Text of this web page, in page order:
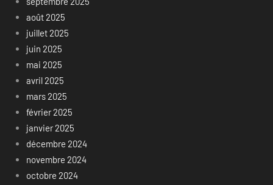
août 2025
juillet 2025
juin 2025
mai 2025
avril 2025
mars 2025
février 2025
janvier 2025
décembre 2024
novembre 2024
octobre 2024